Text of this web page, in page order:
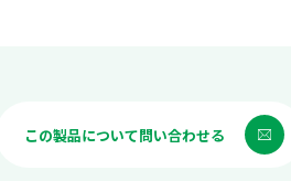
この製品について問い合わせる